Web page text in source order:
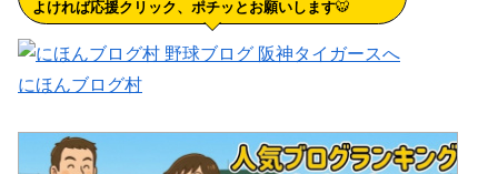
よければ応援クリック、ポチッとお願いします🐯
にほんブログ村